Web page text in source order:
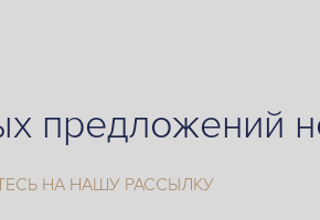
предложений
НА НАШУ РАССЫЛКУ